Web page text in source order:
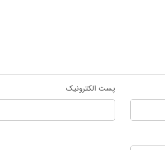
پست الکترونیک